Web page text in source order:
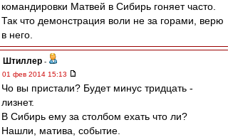
командировки Матвей в Сибирь гоняет часто.
Так что демонстрация воли не за горами, верю
в него.
Штиллер -
01 фев 2014 15:13
Чо вы пристали? Будет минус тридцать -
лизнет.
В Сибирь ему за столбом ехать что ли?
Нашли, матива, событие.